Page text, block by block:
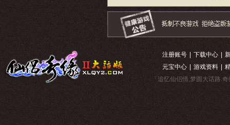
注册账号 | 下载中心 |
元宝中心 | 游戏资料 |
「追忆仙侣情,梦圆大话路.